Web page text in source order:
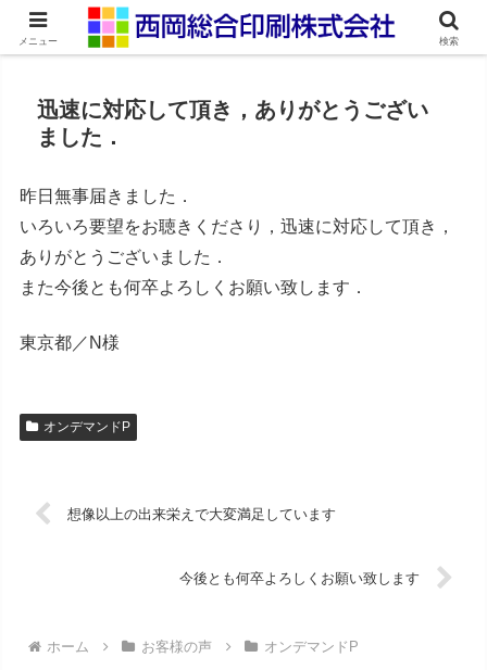
ネット印刷通販・オンデマンド印刷
迅速に対応して頂き，ありがとうござい
ました．
昨日無事届きました．
いろいろ要望をお聴きくださり，迅速に対応して頂き，
ありがとうございました．
また今後とも何卒よろしくお願い致します．
東京都／N様
オンデマンドP
想像以上の出来栄えで大変満足しています
今後とも何卒よろしくお願い致します
ホーム お客様の声 オンデマンドP
メニュー 検索